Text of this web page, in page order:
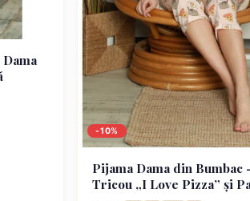
-10%
Pijama Dama din Bumbac
Tricou „I Love Pizza” și